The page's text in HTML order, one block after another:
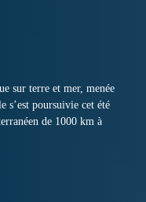
sur terre et mer, menée
s’est poursuivie cet été
de 1000 km à